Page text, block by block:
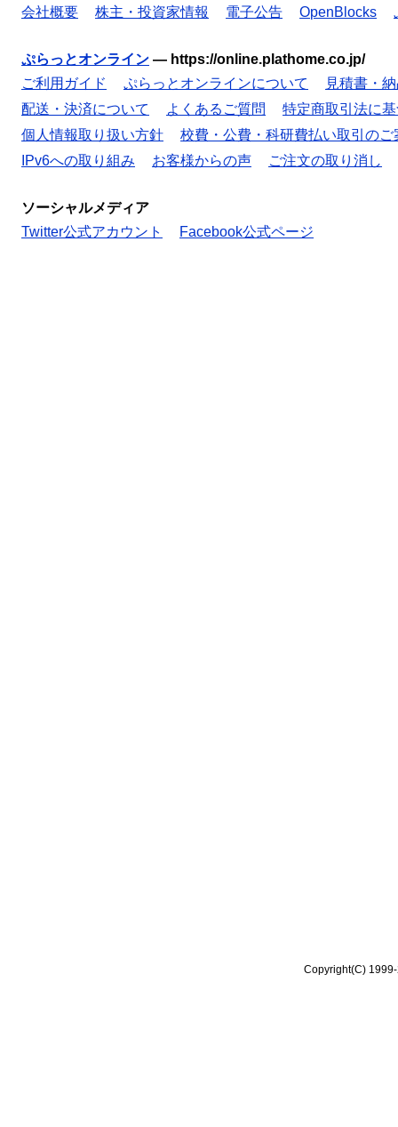
会社概要 株主・投資家情報 電子公告 OpenBlocks
ぷらっとオンライン — https://online.plathome.co.jp/
ご利用ガイド
ぷらっとオンラインについて
見積書・
配送・決済について
よくあるご質問
特定商取引法に
個人情報取り扱い方針
校費・公費・科研費払い取引のご
IPv6への取り組み
お客様からの声 ご注文の取り消し
ソーシャルメディア
Twitter公式アカウント
Facebook公式ページ
Copyright(C)